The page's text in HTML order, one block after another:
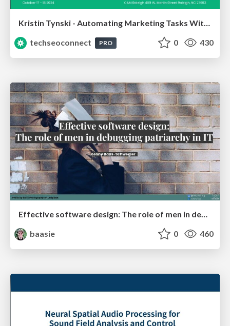
Kristin Tynski - Automating Marketing Tasks With AI
techseoconnect
PRO 0 430
baasie
0 460